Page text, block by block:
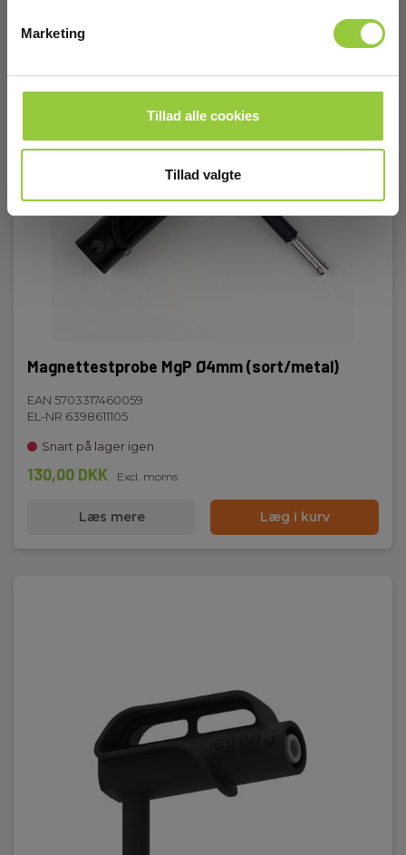
Marketing
Tillad alle cookies
Tillad valgte
Magnettestprobe MgP Ø4mm (sort/metal)
EAN 5703317460059
EL-NR 6398611105
Snart på lager igen
130,00 DKK Excl. moms
Læs mere Læg i kurv